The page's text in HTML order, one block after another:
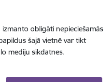
obligāti nepieciešamās
šajā vietnē var tikt
mediju sīkdatnes.